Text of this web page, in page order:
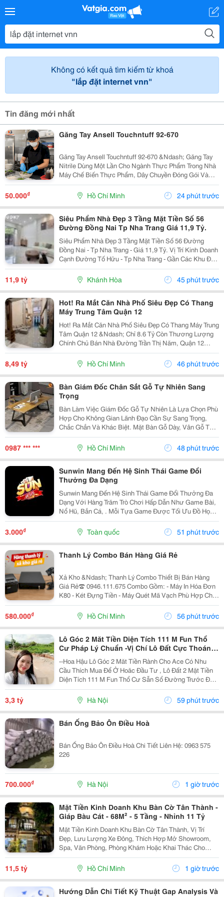
Không có kết quả tìm kiếm từ khoá
"lắp đặt internet vnn"
Tin đăng mới nhất
Găng Tay Ansell Touchntuff 92-670
Găng Tay Ansell Touchntuff 92-670 &Ndash; Găng Tay
Nitrile Dùng Một Lần Cho Ngành Thực Phẩm Trong Nhà
Máy Chế Biến Thực Phẩm, Dây Chuyền Đóng Gói Và
Khu Vực Yêu Cầu Vệ Sinh Nghiêm Ngặt, Việc Sử Dụng
Găng Tay Nitrile Dùng Một Lần Giúp Hạn Chế Nguy...
50.000₫ Hồ Chí Minh 24 phút trước
Siêu Phẩm Nhà Đẹp 3 Tầng Mặt Tiền Số 56
Đường Đồng Nai Tp Nha Trang Giá 11,9 Tỷ.
Siêu Phẩm Nhà Đẹp 3 Tầng Mặt Tiền Số 56 Đường
Đồng Nai - Tp Nha Trang - Giá 11,9 Tỷ. Vị Trí Kinh Doanh
Cạnh Đường Tố Hữu - Tp Nha Trang - Gần Các Khu Đô
Thị. Nhà Mới Đẹp 3 Tầng Mặt Tiền + 1 Mặt Hẻm - Kiến
Trúc Hiện Đại - Đầy Đủ Tiện Nghi. - Nhà Có...
11,9 tỷ Khánh Hòa 45 phút trước
Hot! Ra Mắt Căn Nhà Phố Siêu Đẹp Có Thang
Máy Trung Tâm Quận 12
Hot! Ra Mắt Căn Nhà Phố Siêu Đẹp Có Thang Máy Trung
Tâm Quận 12 &Ndash; Chỉ 8.6 Tỷ Còn Thương Lượng
Chính Chủ Bán Nhà Đường Trần Thị Năm, Quận 12
&Ndash; Vị Trí Đẹp, Khu Dân Cư Hiện Hữu, Tiện Ích Đầy
Đủ. Diện Tích: 4M &Times; 20M Nhà...
8,49 tỷ Hồ Chí Minh 46 phút trước
Bàn Giám Đốc Chân Sắt Gỗ Tự Nhiên Sang
Trọng
Bàn Làm Việc Giám Đốc Gỗ Tự Nhiên Là Lựa Chọn Phù
Hợp Cho Không Gian Lãnh Đạo Cần Sự Sang Trọng,
Chắc Chắn Và Khác Biệt. Mặt Bàn Gỗ Dày, Vân Gỗ Tự
Nhiên Đẹp Mắt Kết Hợp Cùng Hệ Chân Sắt Hiện Đại,
Tạo Nên Tổng Thể Vừa Bền Bỉ Vừa Tinh Tế. Mẫu Bàn
0987 *** *** Hồ Chí Minh 48 phút trước
Sunwin Mang Đến Hệ Sinh Thái Game Đổi
Thưởng Đa Dạng
Sunwin Mang Đến Hệ Sinh Thái Game Đổi Thưởng Đa
Dạng Với Hàng Trăm Trò Chơi Hấp Dẫn Như Game Bài,
Nổ Hũ, Bắn Cá, . Mỗi Tựa Game Được Tối Ưu Đồ Họa
Sắc Nét, Thao Tác Mượt Mà, Tỷ Lệ Trả Thưởng Cạnh
Tranh Cùng Hệ Thống Bảo Mật Hiện Đại.
3.000₫ Toàn quốc 51 phút trước
Thanh Lý Combo Bán Hàng Giá Rẻ
Xả Kho &Ndash; Thanh Lý Combo Thiết Bị Bán Hàng
Giá Rẻ☎️ 0946.111.675 Combo Gồm: - Máy In Hóa Đơn
K80 - Két Đựng Tiền - Máy Quét Mã Vạch Phù Hợp Cho
Tạp Hóa, Shop, Siêu Thị Mini, Quán Ăn, Cafe... ☎️ Liên
Hệ: 0946.111.675 Kazuko Việt Nam...
580.000₫ Hồ Chí Minh 56 phút trước
Lô Góc 2 Măt Tiền Diện Tích 111 M Fun Thổ
Cư Pháp Lý Chuẩn -Vị Chí Lô Đất Cực Thoáng
Mát ,Đất Nằm Mặt Đường Chục
--Hoa Hậu Lô Góc 2 Măt Tiền Rành Cho Ace Có Nhu
Cầu Thích Mua Để Ở Hoăc Đầu Tư , Lô Đất 2 Mặt Tiền
Diện Tích 111 M Fun Thổ Cư Sẫn Sổ Đường Trước Đất
Chuẩn Bị Đang Giải Nhựa Rộng 5,,5 M 2 Ô Tô Tránh
Nhau Vị Trí Đất Sát Trường Học Cấp 1 Thôn Thanh...
3,3 tỷ Hà Nội 59 phút trước
Bán Ống Bảo Ôn Điều Hoà
Bán Ống Bảo Ôn Điều Hoà Chi Tiết Liên Hệ: 0963 575
226
700.000₫ Hà Nội 1 giờ trước
Mặt Tiền Kinh Doanh Khu Bàn Cờ Tân Thành -
Giáp Bàu Cát - 68M² - 5 Tầng - Nhỉnh 11 Tỷ
Mặt Tiền Kinh Doanh Khu Bàn Cờ Tân Thành, Vị Trí
Đẹp, Lưu Lượng Xe Đông, Thích Hợp Mở Showroom,
Spa, Văn Phòng, Phòng Khám Hoặc Khai Thác Cho
Thuê. Ưu Điểm Nổi Bật: Diện Tích: 68M&Sup2; Kết
Cấu: 4 Tầng + Sân Thượng 6 Phòng Ngủ Khép Kín...
11,5 tỷ Hồ Chí Minh 1 giờ trước
Hướng Dẫn Chi Tiết Kỹ Thuật Gap Analysis Và